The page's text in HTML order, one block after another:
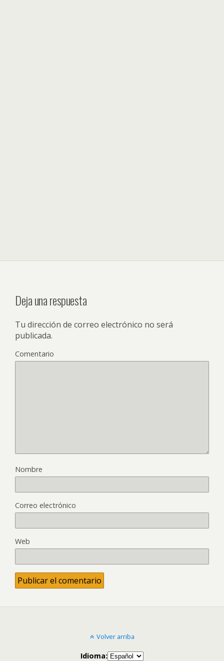
Deja una respuesta
Tu dirección de correo electrónico no será
publicada.
Comentario
Nombre
Correo electrónico
Web
Volver arriba
Idioma: